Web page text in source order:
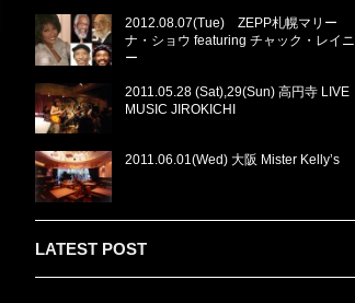
2012.08.07(Tue) ZEPP札幌マリー
ナ・ショウ featuring チャック・レイニ
ー
2011.05.28 (Sat),29(Sun) 高円寺 LIVE
MUSIC JIROKICHI
2011.06.01(Wed) 大阪 Mister Kelly’s
LATEST POST